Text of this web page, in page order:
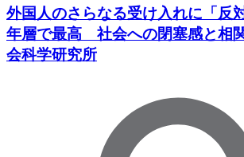
外国人のさらなる受け入れに「
年層で最高 社会への閉塞感と相
会科学研究所